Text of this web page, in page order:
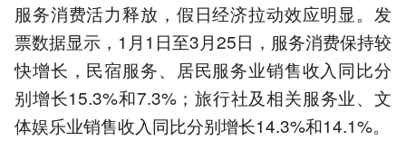
服务消费活力释放，假日经济拉动效应明显。发
票数据显示，1月1日至3月25日，服务消费保持较
快增长，民宿服务、居民服务业销售收入同比分
别增长15.3%和7.3%；旅行社及相关服务业、文
体娱乐业销售收入同比分别增长14.3%和14.1%。